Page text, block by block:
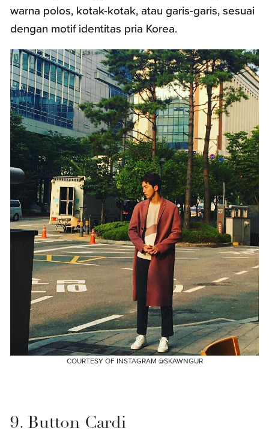
warna polos, kotak-kotak, atau garis-garis, sesuai
dengan motif identitas pria Korea.
COURTESY OF INSTAGRAM @SKAWNGUR
9. Button Cardi